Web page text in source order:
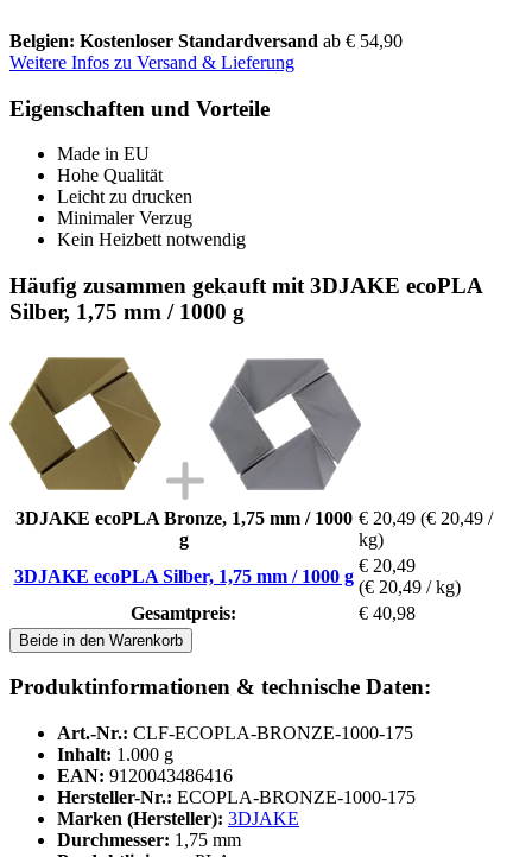
Belgien: Kostenloser Standardversand ab € 54,90
Weitere Infos zu Versand & Lieferung
Eigenschaften und Vorteile
Made in EU
Hohe Qualität
Leicht zu drucken
Minimaler Verzug
Kein Heizbett notwendig
Häufig zusammen gekauft mit 3DJAKE ecoPLA
Silber, 1,75 mm / 1000 g
3DJAKE ecoPLA Bronze, 1,75 mm / 1000
g
€ 20,49 (€ 20,49 /
kg)
3DJAKE ecoPLA Silber, 1,75 mm / 1000 g
€ 20,49
(€ 20,49 / kg)
Gesamtpreis:
€ 40,98
Beide in den Warenkorb
Produktinformationen & technische Daten:
Art.-Nr.: CLF-ECOPLA-BRONZE-1000-175
Inhalt: 1.000 g
EAN: 9120043486416
Hersteller-Nr.: ECOPLA-BRONZE-1000-175
Marken (Hersteller): 3DJAKE
Durchmesser: 1,75 mm